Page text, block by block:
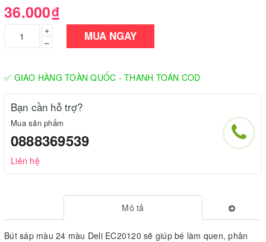
36.000₫
+
–
MUA NGAY
✅ GIAO HÀNG TOÀN QUỐC - THANH TOÁN COD
Bạn cần hỗ trợ?
Mua sản phẩm
0888369539
Liên hệ
Mô tả
Bút sáp màu 24 màu Deli EC20120 sẽ giúp bé làm quen, phân